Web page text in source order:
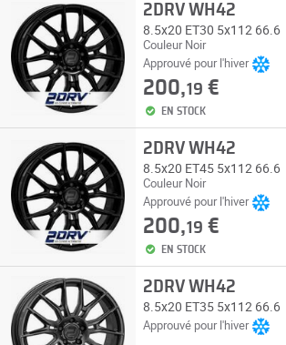
2DRV WH42
8.5x20 ET30 5x112 66.6
Couleur Noir
Approuvé pour l'hiver
200,19 €
EN STOCK
2DRV WH42
8.5x20 ET45 5x112 66.6
Couleur Noir
Approuvé pour l'hiver
200,19 €
EN STOCK
2DRV WH42
8.5x20 ET35 5x112 66.6
Approuvé pour l'hiver